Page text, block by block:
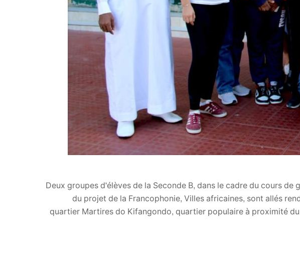
Deux groupes d'élèves de la Seconde B, dans le cadre du cours
du projet de la Francophonie, Villes africaines, sont allés
quartier Martires do Kifangondo, quartier populaire à proximité